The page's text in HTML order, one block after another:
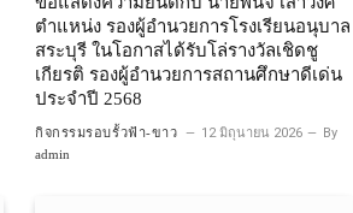
ตำแหน่ง รองผู้อำนวยการโรงเรียนอนุบาล
สระบุรี ในโอกาสได้รับโล่รางวัลเชิดชู
เกียรติ รองผู้อำนวยการสถานศึกษาดีเด่น
ประจำปี 2568
กิจกรรมรอบรั้วฟ้า-ขาว 12 มิถุนายน 2026 By
admin